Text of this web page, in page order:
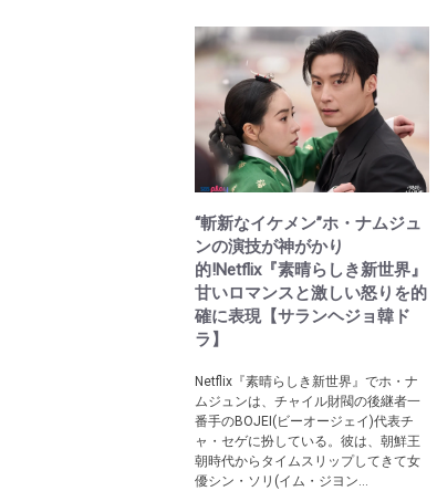
“斬新なイケメン”ホ・ナムジュ
ンの演技が神がかり
的!Netflix『素晴らしき新世界』
甘いロマンスと激しい怒りを的
確に表現【サランヘジョ韓ド
ラ】
Netflix『素晴らしき新世界』でホ・ナ
ムジュンは、チャイル財閥の後継者一
番手のBOJEI(ビーオージェイ)代表チ
ャ・セゲに扮している。彼は、朝鮮王
朝時代からタイムスリップしてきて女
優シン・ソリ(イム・ジヨン...